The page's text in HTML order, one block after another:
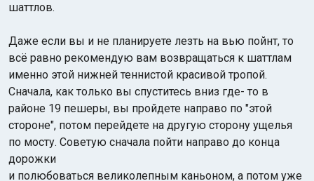
шаттлов.
Даже если вы и не планируете лезть на вью пойнт, то
всё равно рекомендую вам возвращаться к шаттлам
именно этой нижней теннистой красивой тропой.
Сначала, как только вы спуститесь вниз где- то в
районе 19 пешеры, вы пройдете направо по "этой
стороне", потом перейдете на другую сторону ущелья
по мосту. Советую сначала пойти направо до конца
дорожки
и полюбоваться великолепным каньоном, а потом уже